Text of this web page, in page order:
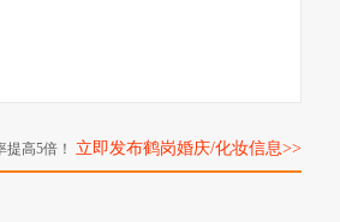
高5倍！ 立即发布鹤岗婚庆/化妆信息>>